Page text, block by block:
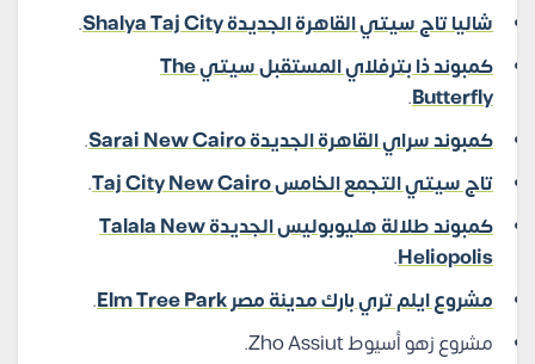
شاليا تاج سيتي القاهرة الجديدة Shalya Taj City
.
كمبوند ذا بترفلاي المستقبل سيتي The
Butterfly
.
كمبوند سراي القاهرة الجديدة Sarai New Cairo
.
تاج سيتي التجمع الخامس Taj City New Cairo
.
كمبوند طلالة هليوبوليس الجديدة Talala New
Heliopolis
.
مشروع ايلم تري بارك مدينة مصر Elm Tree Park
.
مشروع زهو أسيوط Zho Assiut.